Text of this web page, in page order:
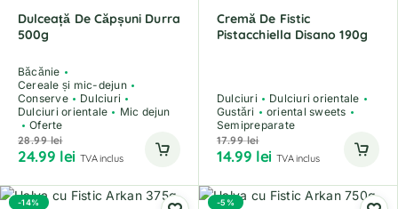
Dulceață De Căpșuni Durra
500g
Băcănie
Cereale și mic-dejun
Conserve
Dulciuri
Dulciuri orientale
Mic dejun
Oferte
28.99lei
24.99 lei TVA inclus
Cremă De Fistic
Pistacchiella Disano 190g
Dulciuri
Dulciuri orientale
Gustări
oriental sweets
Semipreparate
17.99lei
14.99 lei TVA inclus
-14% -5%